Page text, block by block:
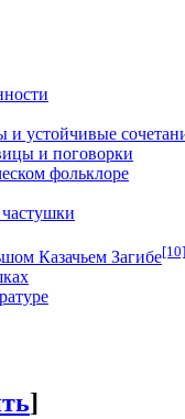
и устойчивые
и поговорки
фольклоре
Казачьем Загибе[10]
]